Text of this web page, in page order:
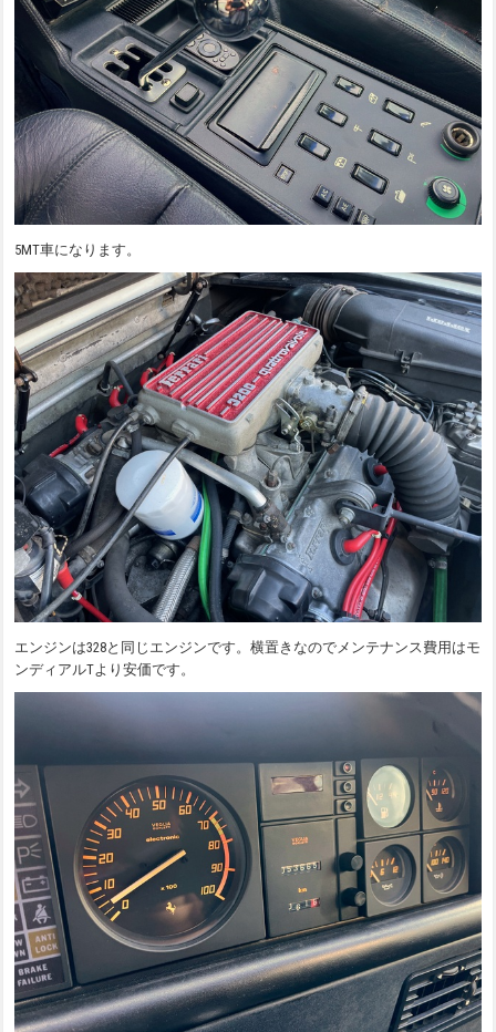
5MT車になります。
エンジンは328と同じエンジンです。横置きなのでメンテナンス費用はモ
ンディアルTより安価です。